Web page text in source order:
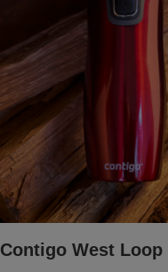
Contigo West